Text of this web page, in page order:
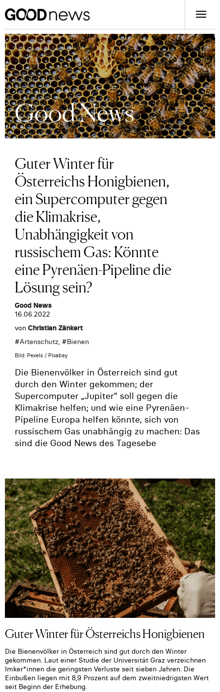
Good News
Guter Winter für
Österreichs Honigbienen,
ein Supercomputer gegen
die Klimakrise,
Unabhängigkeit von
russischem Gas: Könnte
eine Pyrenäen-Pipeline die
Lösung sein?
Good News
16.06.2022
von Christian Zänkert
#Artenschutz, #Bienen
Bild: Pexels / Pixabay
Die Bienenvölker in Österreich sind gut
durch den Winter gekommen; der
Supercomputer „Jupiter“ soll gegen die
Klimakrise helfen; und wie eine Pyrenäen-
Pipeline Europa helfen könnte, sich von
russischem Gas unabhängig zu machen: Das
sind die Good News des Tagesebe
Guter Winter für Österreichs Honigbienen
Die Bienenvölker in Österreich sind gut durch den Winter
gekommen. Laut einer Studie der Universität Graz verzeichnen
Imker*innen die geringsten Verluste seit sieben Jahren. Die
Einbußen liegen mit 8,9 Prozent auf dem zweitniedrigsten Wert
seit Beginn der Erhebung.